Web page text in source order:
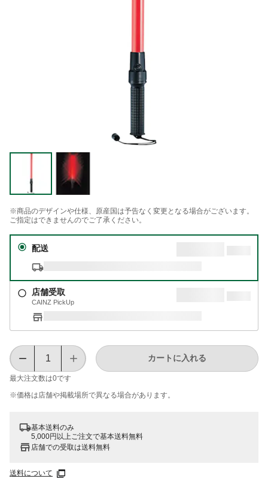
※商品のデザインや仕様、原産国は予告なく変更となる場合がございます。
ご指定はできませんのでご了承ください。
配送
店舗受取
CAINZ PickUp
最大注文数は0です
カートに入れる
※価格は​店舗や​掲載場所で​異なる​場合が​あります。
基本送料のみ
5,000円以上ご注文で基本送料無料
店舗での受取は送料無料
送料について